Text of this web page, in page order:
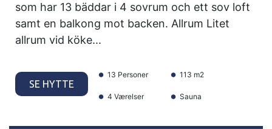
som har 13 bäddar i 4 sovrum och ett sov loft
samt en balkong mot backen. Allrum Litet
allrum vid köke...
SE HYTTE
13 Personer 113 m2
4 Værelser Sauna